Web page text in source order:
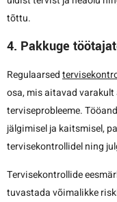
tõttu.
4. Pakkuge
Regulaarsed
osa, mis aitavad
terviseprobleeme.
jälgimisel ja kaitsmisel,
tervisekontrollidel ning
Tervisekontrollide
tuvastada võimalikke